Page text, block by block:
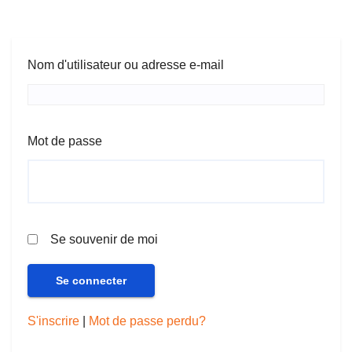
Nom d'utilisateur ou adresse e-mail
Mot de passe
Se souvenir de moi
S'inscrire Mot de passe perdu?